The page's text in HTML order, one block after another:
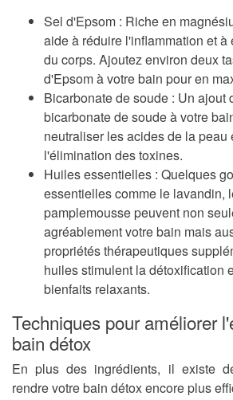
Sel d'Epsom : Riche en
aide à réduire l'inflammation et
du corps. Ajoutez environ deux
d'Epsom à votre bain pour en
Bicarbonate de soude : Un ajout
bicarbonate de soude à votre
neutraliser les acides de la peau
l'élimination des toxines.
Huiles essentielles : Quelques
essentielles comme le lavandin,
pamplemousse peuvent non
agréablement votre bain mais
propriétés thérapeutiques
huiles stimulent la détoxification
bienfaits relaxants.
Techniques pour améliorer
bain détox
En plus des ingrédients, il existe
rendre votre bain détox encore plus